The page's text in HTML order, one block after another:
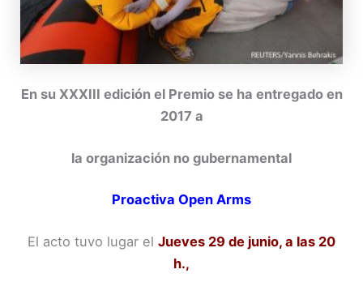
En su XXXIII edición el Premio se ha entregado en
2017 a
la organización no gubernamental
Proactiva Open Arms
El acto tuvo lugar el Jueves 29 de junio, a las 20
h.,